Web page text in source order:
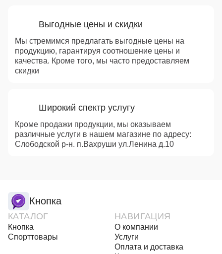
Выгодные цены и скидки
Мы стремимся предлагать выгодные цены на
продукцию, гарантируя соотношение цены и
качества. Кроме того, мы часто предоставляем
скидки
Широкий спектр услугу
Кроме продажи продукции, мы оказываем
различные услуги в нашем магазине по адресу:
Слободской р-н. п.Вахруши ул.Ленина д.10
Кнопка
КАТАЛОГ
Кнопка
Спорттовары
НАВИГАЦИЯ
О компании
Услуги
Оплата и доставка